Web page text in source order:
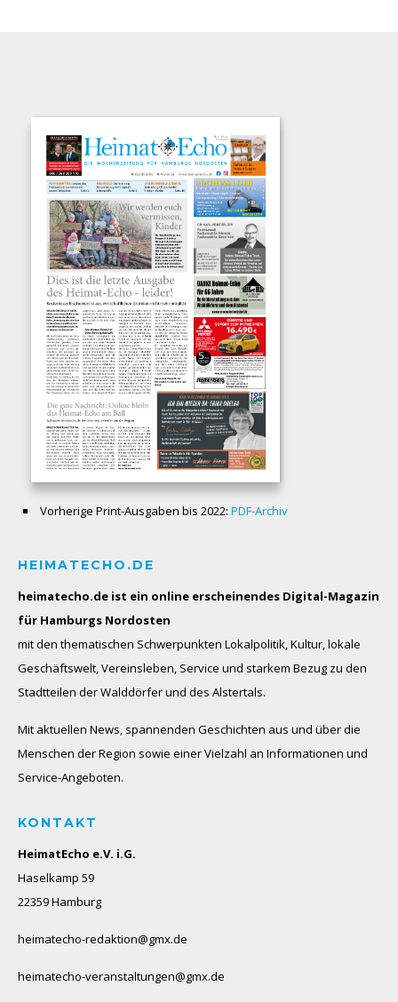
Vorherige Print-Ausgaben bis 2022: PDF-Archiv
HEIMATECHO.DE
heimatecho.de ist ein online erscheinendes Digital-Magazin
für Hamburgs Nordosten
mit den thematischen Schwerpunkten Lokalpolitik, Kultur, lokale
Geschäftswelt, Vereinsleben, Service und starkem Bezug zu den
Stadtteilen der Walddörfer und des Alstertals.
Mit aktuellen News, spannenden Geschichten aus und über die
Menschen der Region sowie einer Vielzahl an Informationen und
Service-Angeboten.
KONTAKT
HeimatEcho e.V. i.G.
Haselkamp 59
22359 Hamburg
heimatecho-redaktion@gmx.de
heimatecho-veranstaltungen@gmx.de